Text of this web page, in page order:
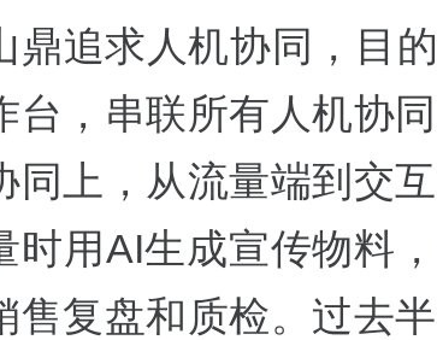
鼎追求人机协同，目
台，串联所有人机协
同上，从流量端到交
时用AI生成宣传物料
售复盘和质检。过去